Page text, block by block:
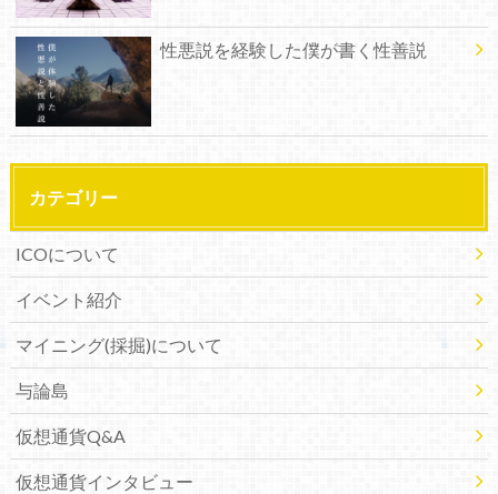
性悪説を経験した僕が書く性善説
カテゴリー
ICOについて
イベント紹介
マイニング(採掘)について
与論島
仮想通貨Q&A
仮想通貨インタビュー